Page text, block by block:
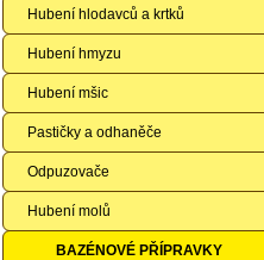
Hubení hlodavců a krtků
Hubení hmyzu
Hubení mšic
Pastičky a odhaněče
Odpuzovače
Hubení molů
BAZÉNOVÉ PŘÍPRAVKY